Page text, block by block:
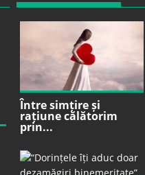
Între simțire și
rațiune călătorim
prin...